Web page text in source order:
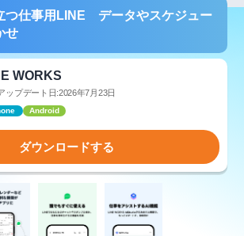
つ仕事用LINE データやスケジュー
せ
WORKS
ップデート日:2026年7月23日
Android
ダウンロードする